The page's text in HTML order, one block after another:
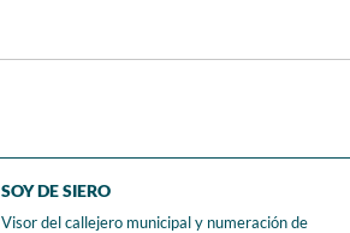
SOY DE SIERO
Visor del callejero municipal y numeración de